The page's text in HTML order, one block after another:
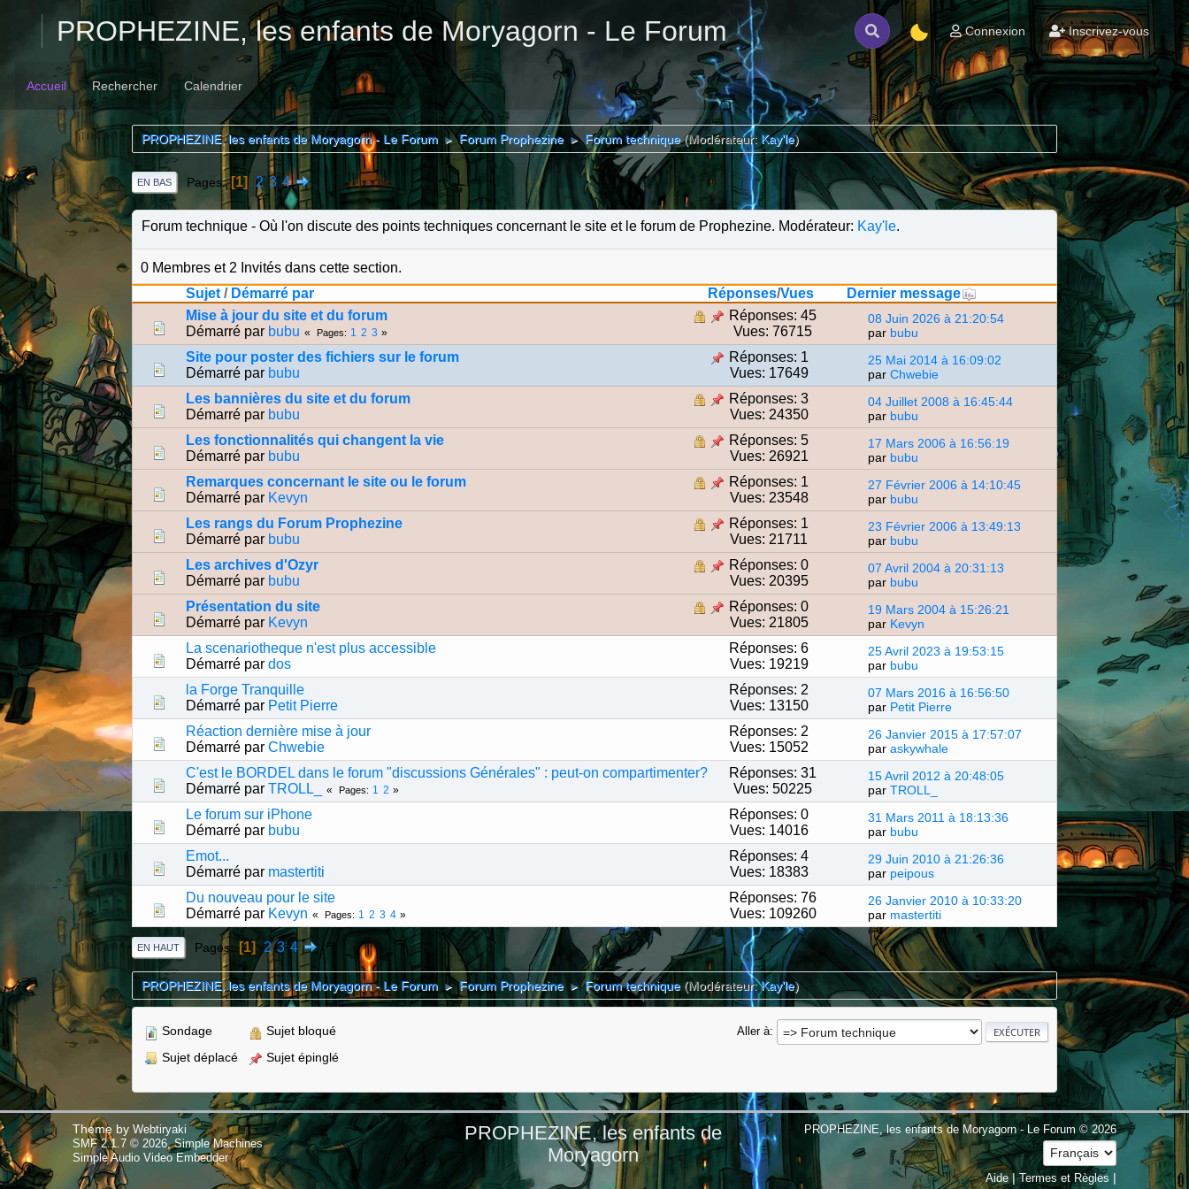
PROPHEZINE, les enfants de Moryagorn - Le Forum Connexion Inscrivez-vous
Accueil Rechercher Calendrier
PROPHEZINE, les enfants de Moryagorn - Le Forum ► Forum Prophezine ► Forum technique (Modérateur: Kay'le)
EN BAS Pages 1 2 3 4
Forum technique Où l'on discute des points techniques concernant le site et le forum de Prophezine. Modérateur: Kay'le.
0 Membres et 2 Invités dans cette section.
Sujet / Démarré par Réponses/Vues
Dernier message
Mise à jour du site et du forum
Démarré par bubu Pages 1 2 3
Réponses: 45
Vues: 76715
08 Juin 2026 à 21:20:54
par bubu
Site pour poster des fichiers sur le forum
Démarré par bubu
Réponses: 1
Vues: 17649
25 Mai 2014 à 16:09:02
par Chwebie
Les bannières du site et du forum
Démarré par bubu
Réponses: 3
Vues: 24350
04 Juillet 2008 à 16:45:44
par bubu
Les fonctionnalités qui changent la vie
Démarré par bubu
Réponses: 5
Vues: 26921
17 Mars 2006 à 16:56:19
par bubu
Remarques concernant le site ou le forum
Démarré par Kevyn
Réponses: 1
Vues: 23548
27 Février 2006 à 14:10:45
par bubu
Les rangs du Forum Prophezine
Démarré par bubu
Réponses: 1
Vues: 21711
23 Février 2006 à 13:49:13
par bubu
Les archives d'Ozyr
Démarré par bubu
Réponses: 0
Vues: 20395
07 Avril 2004 à 20:31:13
par bubu
Présentation du site
Démarré par Kevyn
Réponses: 0
Vues: 21805
19 Mars 2004 à 15:26:21
par Kevyn
La scenariotheque n'est plus accessible
Démarré pardos
Réponses: 6
Vues: 19219
25 Avril 2023 à 19:53:15
par bubu
la Forge Tranquille
Démarré par Petit Pierre
Réponses: 2
Vues: 13150
07 Mars 2016 à 16:56:50
par Petit Pierre
Réaction dernière mise à jour
Démarré parChwebie
Réponses: 2
Vues: 15052
26 Janvier 2015 à 17:57:07
par askywhale
C'est le BORDEL dans le forum "discussions Générales" : peut-on compartimenter?
Démarré parTROLL_ Pages 1 2
Réponses: 31
Vues: 50225
15 Avril 2012 à 20:48:05
par TROLL_
Le forum sur iPhone
Démarré par bubu
Réponses: 0
Vues: 14016
31 Mars 2011 à 18:13:36
par bubu
Emot...
Démarré par mastertiti
Réponses: 4
Vues: 18383
29 Juin 2010 à 21:26:36
par peipous
Du nouveau pour le site
Démarré par Kevyn Pages 1 2 3 4
Réponses: 76
Vues: 109260
26 Janvier 2010 à 10:33:20
par mastertiti
EN HAUT Pages 1 2 3 4
PROPHEZINE, les enfants de Moryagorn - Le Forum ► Forum Prophezine ► Forum technique (Modérateur:Kay'le)
Aller à
Sondage
Sujet déplacé
Sujet bloqué
Sujet épinglé
Theme byWebtiryaki
SMF 2.1.7 © 2026,Simple Machines
Simple Audio Video Embedder
PROPHEZINE, les enfants de
Moryagorn
PROPHEZINE, les enfants de Moryagorn - Le Forum © 2026
Aide|Termes et Règles |